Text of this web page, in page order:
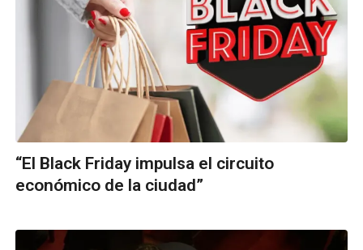
“El Black Friday impulsa el circuito
económico de la ciudad”